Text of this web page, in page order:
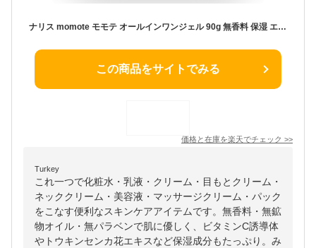
ナリス momote モモテ オールインワンジェル 90g 無香料 保湿 エイジングケア スキンケア しっとり うるおい 日本製 シニア 親 母の日
この商品をサイトでみる
価格と在庫を楽天でチェック >>
Turkey
これ一つで化粧水・乳液・クリーム・目もとクリーム・
ネッククリーム・美容液・マッサージクリーム・パック
をこなす便利なスキンケアアイテムです。無香料・無鉱
物オイル・無パラベンで肌に優しく、ビタミンC誘導体
やトウキンセンカ花エキスなど保湿成分もたっぷり。み